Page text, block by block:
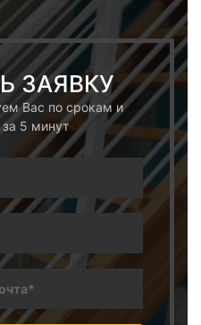
ЗАЯВКУ
Вас по срокам и
5 минут